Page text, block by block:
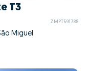
T3
ZMPT591788
Miguel